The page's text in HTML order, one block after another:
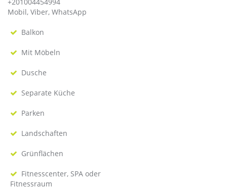
Mobil, Viber, WhatsApp
Balkon
Mit Möbeln
Dusche
Separate Küche
Parken
Landschaften
Grünflächen
Fitnesscenter, SPA oder
Fitnessraum